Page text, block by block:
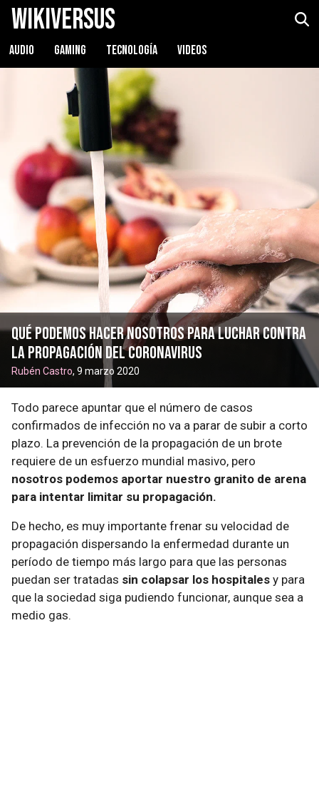
WikiVersus
AUDIO GAMING TECNOLOGÍA VIDEOS
Qué podemos hacer nosotros para luchar contra
la propagación del Coronavirus
Rubén Castro, 9 marzo 2020
Todo parece apuntar que el número de casos
confirmados de infección no va a parar de subir a corto
plazo. La prevención de la propagación de un brote
requiere de un esfuerzo mundial masivo, pero
nosotros podemos aportar nuestro granito de arena
para intentar limitar su propagación.
De hecho, es muy importante frenar su velocidad de
propagación dispersando la enfermedad durante un
período de tiempo más largo para que las personas
puedan ser tratadas sin colapsar los hospitales y para
que la sociedad siga pudiendo funcionar, aunque sea a
medio gas.